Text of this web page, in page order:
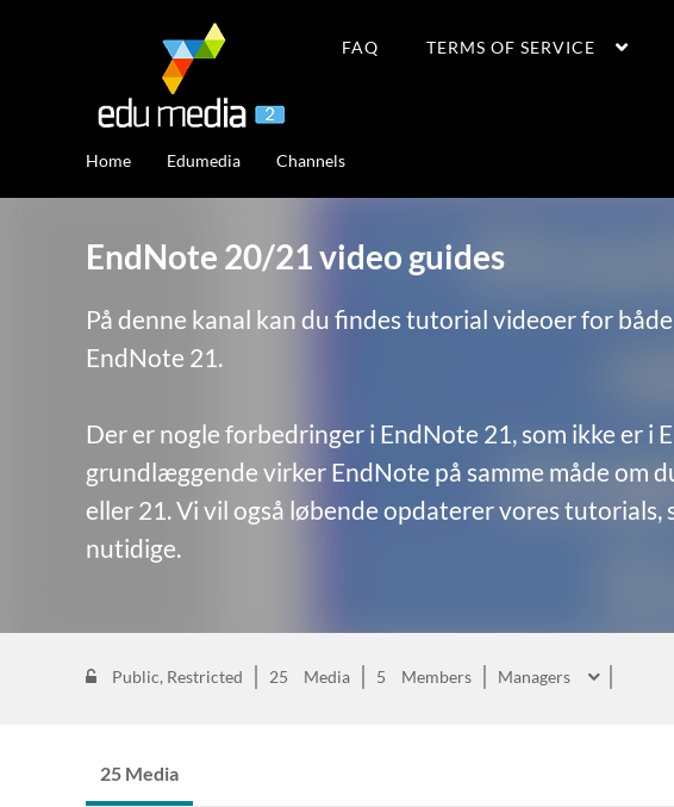
FAQ TERMS OF SERVICE
Home Edumedia Channels
EndNote 20/21 video guides
På denne kanal kan du findes tutorial videoer for
EndNote 21.
Der er nogle forbedringer i EndNote 21, som ikke er i
grundlæggende virker EndNote på samme måde om
eller 21. Vi vil også løbende opdaterer vores tutorials,
nutidige.
Public, Restricted 25 Media 5 Members Managers
25 Media